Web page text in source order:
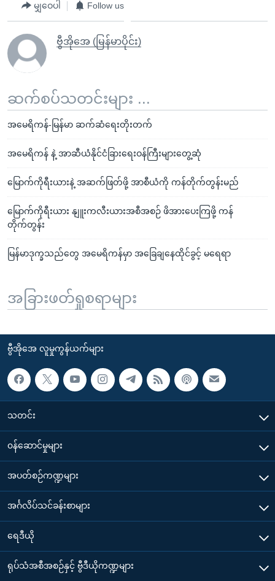
မျှဝေပါ Follow us
ဗွီအိုအေ (မြန်မာပိုင်း)
ဆက်စပ်သတင်းများ ...
အမေရိကန်-မြန်မာ ဆက်ဆံရေးတိုးတက်
အမေရိကန် နဲ့ အာဆီယံနိုင်ငံခြားရေးဝန်ကြီးများတွေ့ဆုံ
မြောက်ကိုရီးယားနဲ့ အဆက်ဖြတ်ဖို့ အာစီယံကို ကန်တိုက်တွန်းမည်
မြောက်ကိုရီးယား နျူးကလီးယားအစီအစဉ် ဖိအားပေးကြဖို့ ကန်
တိုက်တွန်း
မြန်မာဒုက္ခသည်တွေ အမေရိကန်မှာ အခြေချနေထိုင်ခွင့် မရေရာ
အခြားဖတ်ရှုစရာများ
ဗွီအိုအေ လူမှုကွန်ယက်များ
သတင်း
၀န်ဆောင်မှုများ
အပတ်စဉ်ကဏ္ဍများ
အင်္ဂလိပ်သင်ခန်းစာများ
ရေဒီယို
ရုပ်သံအစီအစဉ်နှင့် ဗွီဒီယိုကဏ္ဍများ